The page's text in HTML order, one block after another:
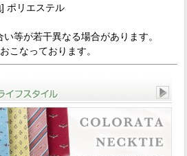
ポリエステル
等が若干異なる場合があります。
こなっております。